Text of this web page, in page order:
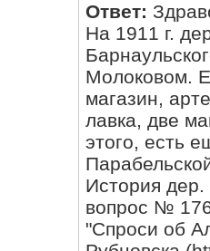
Ответ:
На 1911 г.
Молоковом.
магазин,
лавка, две
этого, есть
История
вопрос №
"Спроси об